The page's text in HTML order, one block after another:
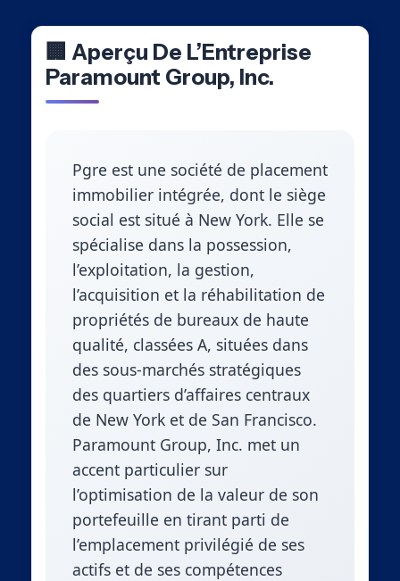
🏢 Aperçu De L’Entreprise
Paramount Group, Inc.
Pgre est une société de placement
immobilier intégrée, dont le siège
social est situé à New York. Elle se
spécialise dans la possession,
l’exploitation, la gestion,
l’acquisition et la réhabilitation de
propriétés de bureaux de haute
qualité, classées A, situées dans
des sous-marchés stratégiques
des quartiers d’affaires centraux
de New York et de San Francisco.
Paramount Group, Inc. met un
accent particulier sur
l’optimisation de la valeur de son
portefeuille en tirant parti de
l’emplacement privilégié de ses
actifs et de ses compétences